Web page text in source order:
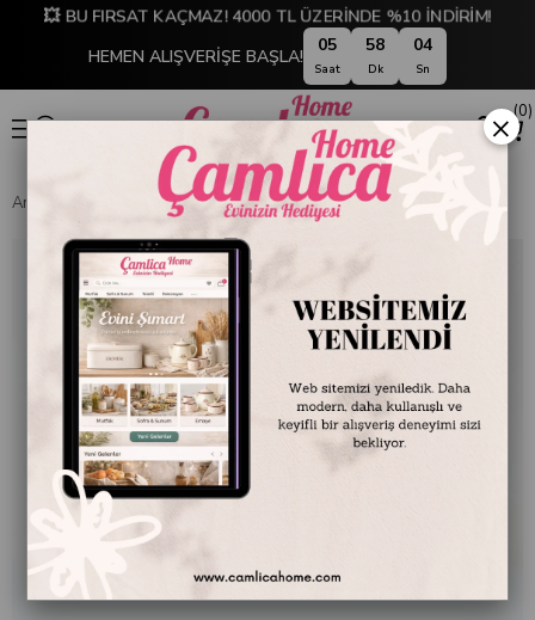
💥 BU FIRSAT KAÇMAZ! 4000 TL ÜZERİNDE %10 İNDİRİM!
HEMEN ALIŞVERİŞE BAŞLA! 05
Saat
58
Dk
03
Sn
0
Anasayfa EMAYE DÜNYASI Kaseler Emaye 20 cm Kase Nil Yeşili
×